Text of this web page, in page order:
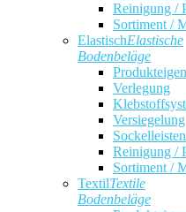
Reinigung /
Sortiment /
ElastischElastische
Bodenbeläge
Verlegung
Versiegelung
Sockelleisten
Reinigung /
Sortiment /
TextilTextile
Bodenbeläge